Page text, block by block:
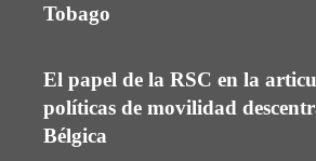
Tobago
El papel de la RSC en la
políticas de movilidad
Bélgica